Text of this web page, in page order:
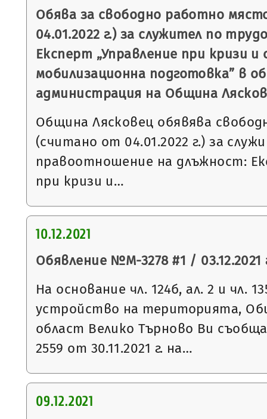
Обява за свободно работно
04.01.2022 г.) за служител по
Експерт „Управление при кризи
мобилизационна подготовка” в
администрация на Община
Община Лясковец обявява
(считано от 04.01.2022 г.) за
правоотношение на длъжност:
при кризи и…
10.12.2021
Обявление №М-3278 #1 / 03.12.2021
На основание чл. 124б, ал. 2 и чл.
устройство на територията,
област Велико Търново Ви
2559 от 30.11.2021 г. на…
09.12.2021